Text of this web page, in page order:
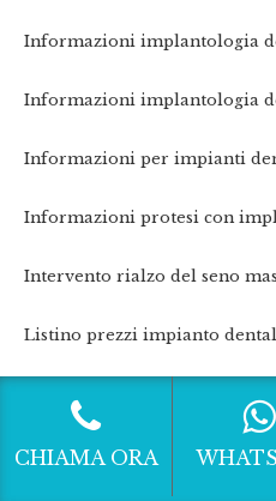
Informazioni implantologia
Informazioni implantologia
Informazioni per impianti
Informazioni protesi con
Intervento rialzo del seno
Listino prezzi impianto
Listino prezzi per impianto
CHIAMA ORA